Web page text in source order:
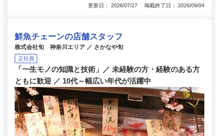
更新日： 2026/07/27 掲載終了日： 2026/09/04
鮮魚チェーンの店舗スタッフ
株式会社旬 神奈川エリア ／ さかなや旬
正社員
「一生モノの知識と技術」／ 未経験の方・経験のある方
ともに歓迎 ／ 10代～幅広い年代が活躍中